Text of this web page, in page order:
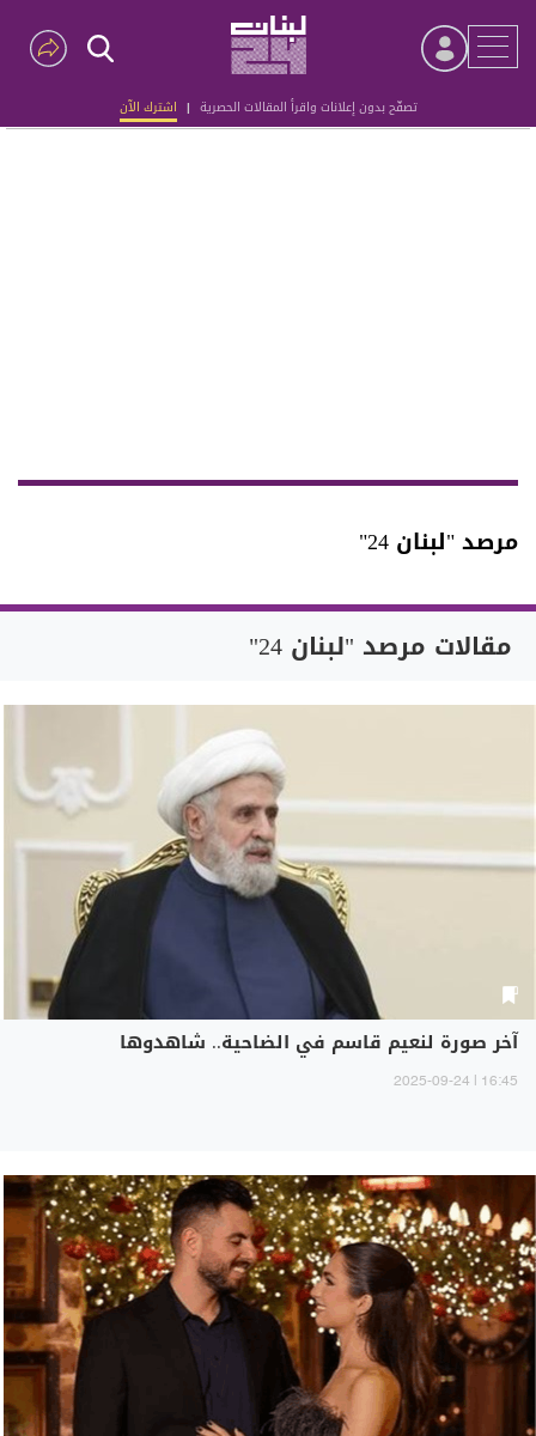
تصفّح بدون إعلانات واقرأ المقالات الحصرية | اشترك الآن
Advertisement
مرصد "لبنان 24"
مقالات مرصد "لبنان 24"
آخر صورة لنعيم قاسم في الضاحية.. شاهدوها
16:45 | 2025-09-24